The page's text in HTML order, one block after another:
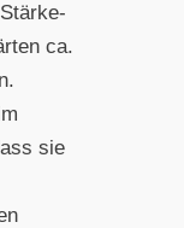
ca.
sie